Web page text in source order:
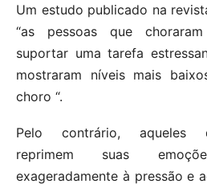
Um estudo publicado na
“as pessoas que
suportar uma tarefa
mostraram níveis mais
choro “.
Pelo contrário, aqueles
reprimem suas
exageradamente à pressão e